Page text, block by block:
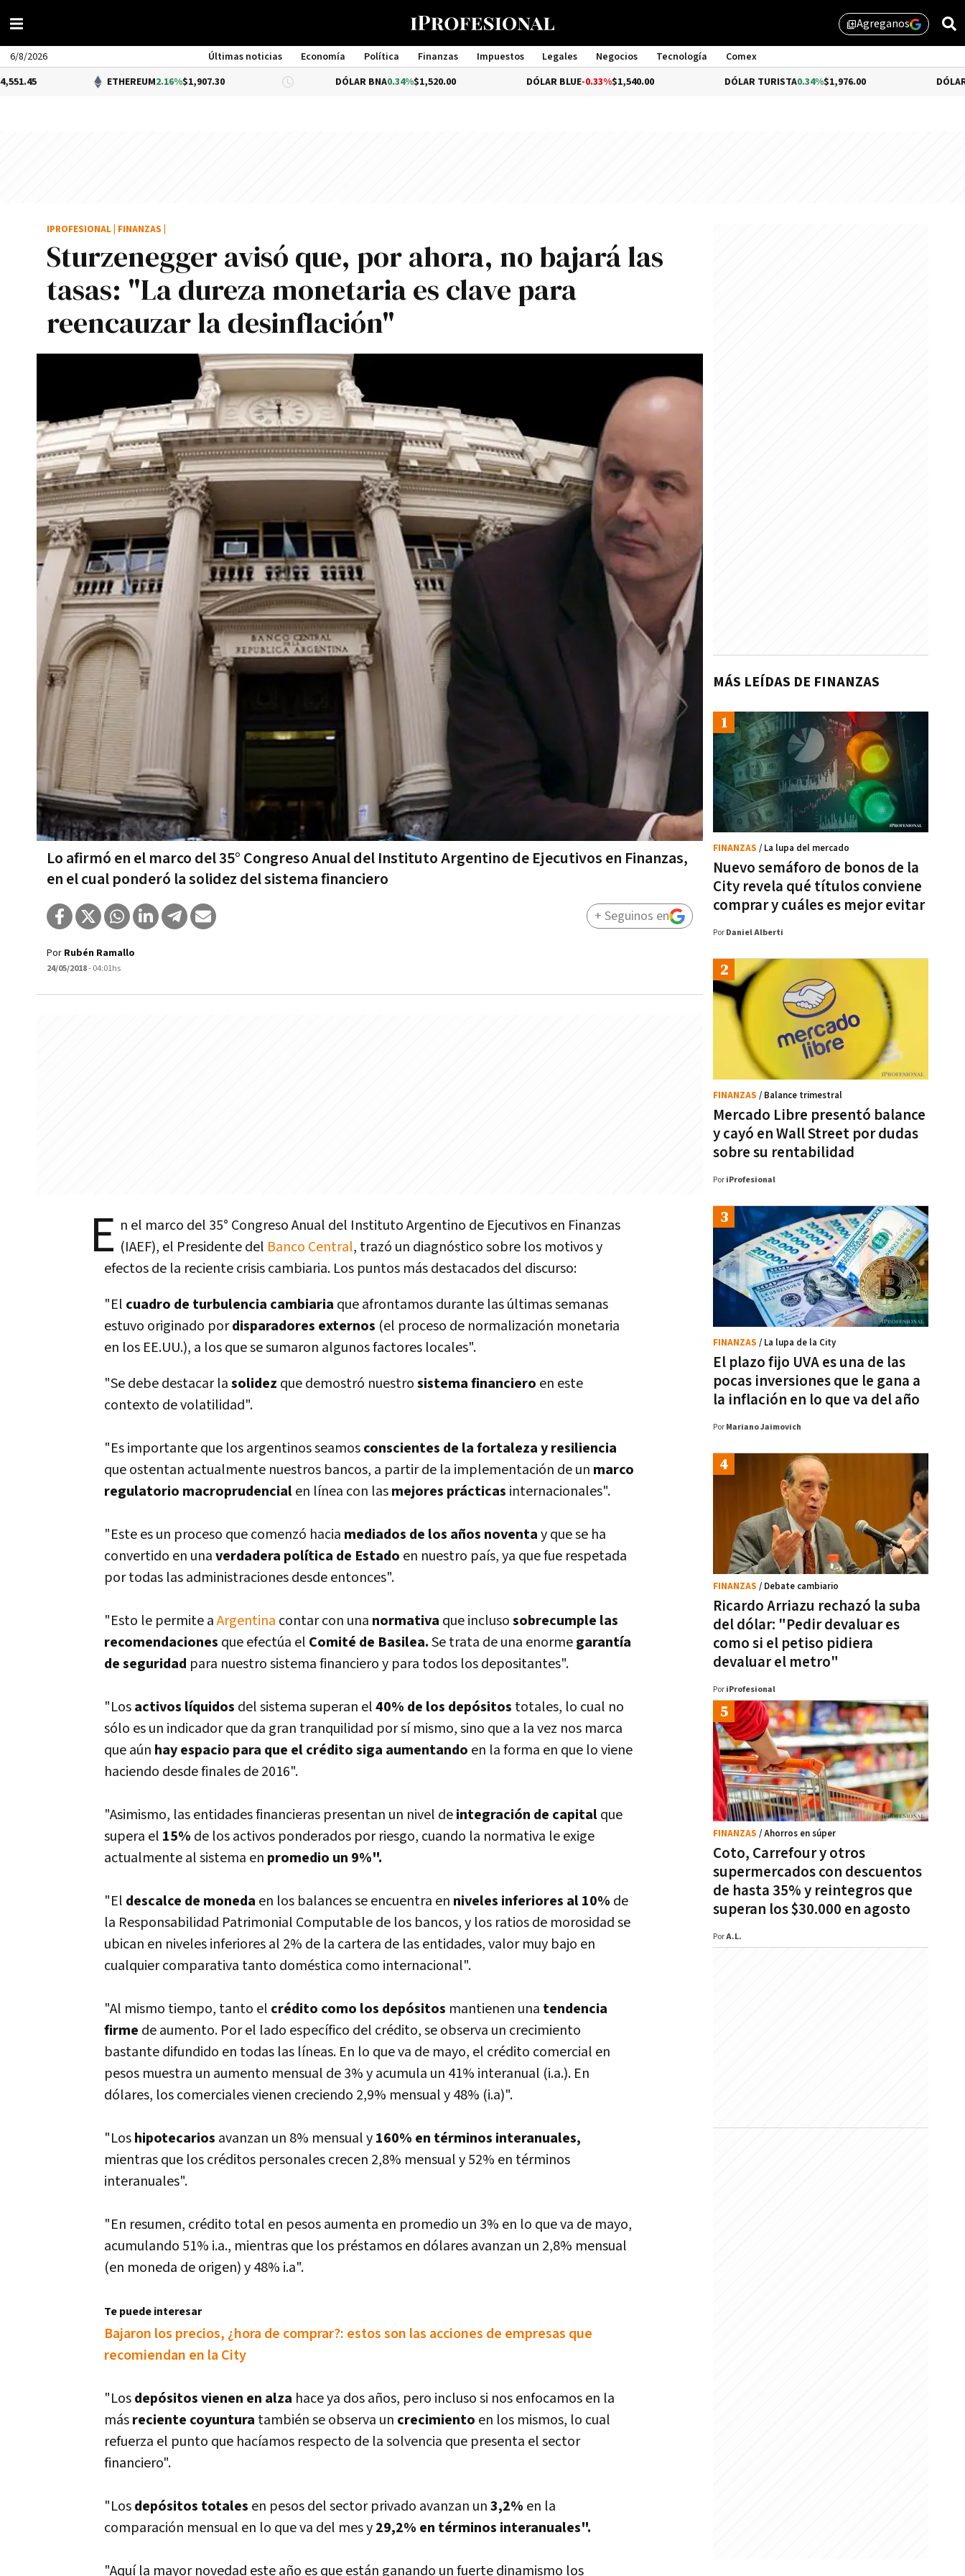
library_addAgreganos
6/8/2026 Últimas noticias Economía Política Finanzas Impuestos Legales Negocios Tecnología
Comex
Management
ETHEREUM2.16%$1,907.30 DÓLAR BNA 0.34%$1,520.00 -0.33%$1,540.00 DÓLAR TURISTA0.34%$1,976.00 -0.54%
Sturzenegger avisó que, por ahora, no bajará las
tasas: "La dureza monetaria es clave para
reencauzar la desinflación"
Lo afirmó en el marco del 35° Congreso Anual del Instituto Argentino de Ejecutivos en Finanzas,
en el cual ponderó la solidez del sistema financiero
IPROFESIONAL FINANZAS
Por Rubén Ramallo
24/05/2018- 04:01hs
+ Seguinos en
E n el marco del 35° Congreso Anual del Instituto Argentino de Ejecutivos en Finanzas
(IAEF), el Presidente del Banco Central, trazó un diagnóstico sobre los motivos y
efectos de la reciente crisis cambiaria. Los puntos más destacados del discurso:
"El cuadro de turbulencia cambiaria que afrontamos durante las últimas semanas
estuvo originado pordisparadores externos (el proceso de normalización monetaria
en los EE.UU.), a los que se sumaron algunos factores locales".
"Se debe destacar lasolidez que demostró nuestrosistema financiero en este
contexto de volatilidad".
"Es importante que los argentinos seamosconscientes de la fortaleza y resiliencia
que ostentan actualmente nuestros bancos, a partir de la implementación de un marco
regulatorio macroprudencialen lí­nea con lasmejores prácticas internacionales".
"Este es un proceso que comenzó hacia mediados de los años noventay que se ha
convertido en unaverdadera polí­tica de Estado en nuestro paí­s, ya que fue respetada
por todas las administraciones desde entonces".
"Esto le permite aArgentina contar con una normativa que inclusosobrecumple las
recomendaciones que efectúa el Comité de Basilea.Se trata de una enormegarantí­a
de seguridad para nuestro sistema financiero y para todos los depositantes".
"Losactivos lí­quidos del sistema superan el40% de los depósitos totales, lo cual no
sólo es un indicador que da gran tranquilidad por sí­ mismo, sino que a la vez nos marca
que aún hay espacio para que el crédito siga aumentando en la forma en que lo viene
haciendo desde finales de 2016".
"Asimismo, las entidades financieras presentan un nivel deintegración de capitalque
supera el 15% de los activos ponderados por riesgo, cuando la normativa le exige
actualmente al sistema en promedio un 9%".
"El descalce de moneda en los balances se encuentra en niveles inferiores al 10% de
la Responsabilidad Patrimonial Computable de los bancos, y los ratios de morosidad se
ubican en niveles inferiores al 2% de la cartera de las entidades, valor muy bajo en
cualquier comparativa tanto doméstica como internacional".
"Al mismo tiempo, tanto el crédito como los depósitos mantienen una tendencia
firme de aumento. Por el lado especí­fico del crédito, se observa un crecimiento
bastante difundido en todas las lí­neas. En lo que va de mayo, el crédito comercial en
pesos muestra un aumento mensual de 3% y acumula un 41% interanual (i.a.). En
dólares, los comerciales vienen creciendo 2,9% mensual y 48% (i.a)".
"Loshipotecarios avanzan un 8% mensual y160% en términos interanuales,
mientras que los créditos personales crecen 2,8% mensual y 52% en términos
interanuales".
"En resumen, crédito total en pesos aumenta en promedio un 3% en lo que va de mayo,
acumulando 51% i.a., mientras que los préstamos en dólares avanzan un 2,8% mensual
(en moneda de origen) y 48% i.a".
Te puede interesar
Bajaron los precios, ¿hora de comprar?: estos son las acciones de empresas que
recomiendan en la City
"Losdepósitos vienen en alza hace ya dos años, pero incluso si nos enfocamos en la
másreciente coyuntura también se observa un crecimiento en los mismos, lo cual
refuerza el punto que hací­amos respecto de la solvencia que presenta el sector
financiero".
"Losdepósitos totales en pesos del sector privado avanzan un3,2% en la
comparación mensual en lo que va del mes y29,2% en términos interanuales".
"Aquí­ la mayor novedad este año es que están ganando un fuerte dinamismo los
MÁS LEÍDAS DE FINANZAS
Nuevo semáforo de bonos de la
City revela qué títulos conviene
comprar y cuáles es mejor evitar
FINANZAS / La lupa del mercado
Por Daniel Alberti
Mercado Libre presentó balance
y cayó en Wall Street por dudas
sobre su rentabilidad
FINANZAS / Balance trimestral
Por iProfesional
El plazo fijo UVA es una de las
pocas inversiones que le gana a
la inflación en lo que va del año
FINANZAS / La lupa de la City
Por Mariano Jaimovich
Ricardo Arriazu rechazó la suba
del dólar: "Pedir devaluar es
como si el petiso pidiera
devaluar el metro"
FINANZAS / Debate cambiario
Por iProfesional
Coto, Carrefour y otros
supermercados con descuentos
de hasta 35% y reintegros que
superan los $30.000 en agosto
FINANZAS / Ahorros en súper
PorA.L.